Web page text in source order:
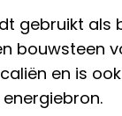
gebruikt als
bouwsteen
en is